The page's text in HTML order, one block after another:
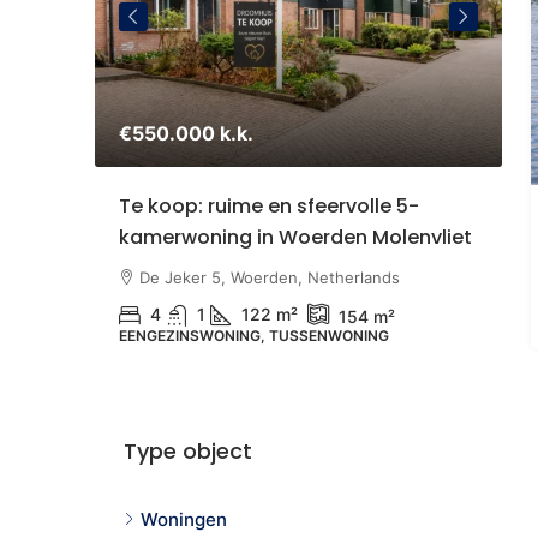
€550.000 k.k.
Te koop: ruime en sfeervolle 5-
kamerwoning in Woerden Molenvliet
De Jeker 5, Woerden, Netherlands
4 1 122 m² 154 m²
EENGEZINSWONING, TUSSENWONING
Type object
Woningen